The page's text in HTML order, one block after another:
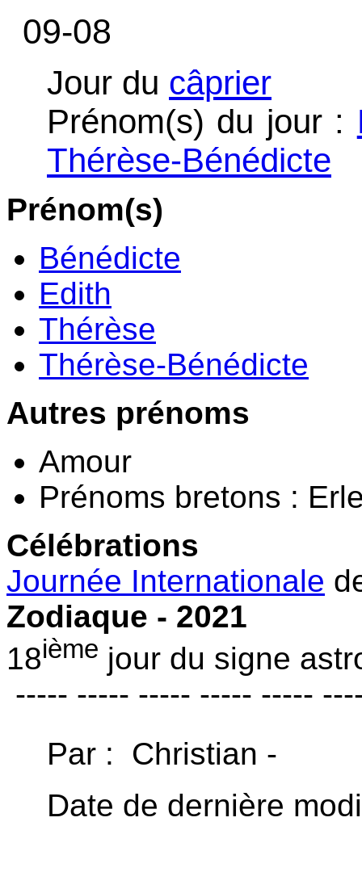
09-08
Jour du câprier
Prénom(s) du jour :
Thérèse-Bénédicte
Prénom(s)
Bénédicte
Edith
Thérèse
Thérèse-Bénédicte
Autres prénoms
Amour
Prénoms bretons :
Célébrations
Journée Internationale
Zodiaque - 2021
18ième jour du signe
----- ----- ----- ----- -----
Par : Christian -
Date de dernière